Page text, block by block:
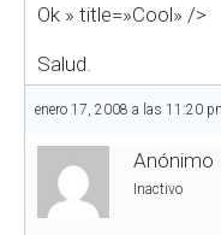
Ok » title=»Cool» />
Salud.
enero 17, 2008 a las 11:20
Anónimo
Inactivo